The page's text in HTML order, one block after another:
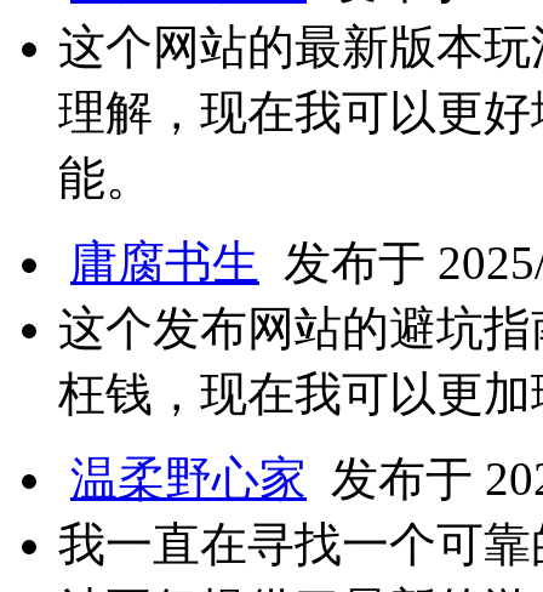
这个网站的最新版本
理解，现在我可以更
能。
庸腐书生 发布于
这个发布网站的避坑
枉钱，现在我可以更
温柔野心家 发布于
我一直在寻找一个可